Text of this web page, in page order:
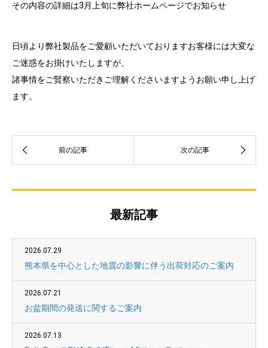
その内容の詳細は3月上旬に弊社ホームページでお知らせ
日頃より弊社製品をご愛顧いただいておりますお客様には大変な
ご迷惑をお掛けいたしますが、
諸事情をご賢察いただきご理解くださいますようお願い申し上げ
ます。
最新記事
2026.07.29
熊本県を中心とした地震の影響に伴う出荷対応のご案内
2026.07.21
お盆期間の発送に関するご案内
2026.07.13